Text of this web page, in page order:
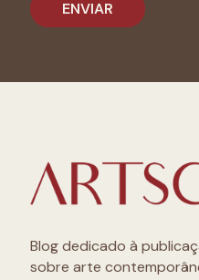
Blog dedicado à
sobre arte